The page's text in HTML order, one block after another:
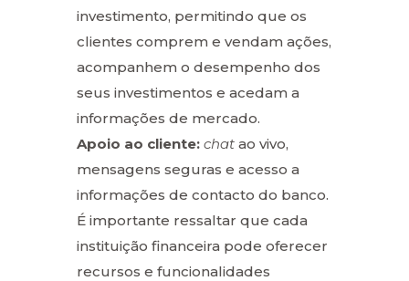
investimento, permitindo que os
clientes comprem e vendam ações,
acompanhem o desempenho dos
seus investimentos e acedam a
informações de mercado.
Apoio ao cliente: chat ao vivo,
mensagens seguras e acesso a
informações de contacto do banco.
É importante ressaltar que cada
instituição financeira pode oferecer
recursos e funcionalidades